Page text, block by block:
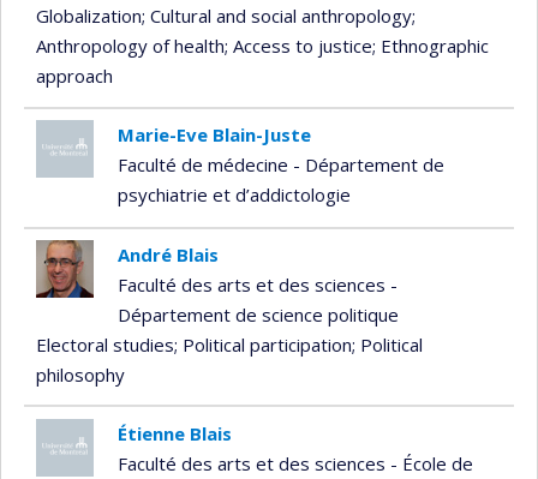
Globalization; Cultural and social anthropology;
Anthropology of health; Access to justice; Ethnographic
approach
Marie-Eve Blain-Juste
Faculté de médecine - Département de
psychiatrie et d’addictologie
André Blais
Faculté des arts et des sciences -
Département de science politique
Electoral studies; Political participation; Political
philosophy
Étienne Blais
Faculté des arts et des sciences - École de